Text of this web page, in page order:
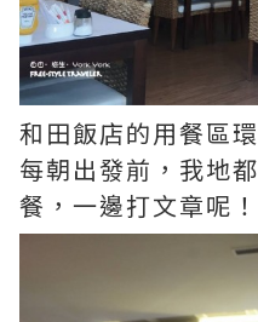
和田飯店的用餐區
每朝出發前，我地
餐，一邊打文章呢！